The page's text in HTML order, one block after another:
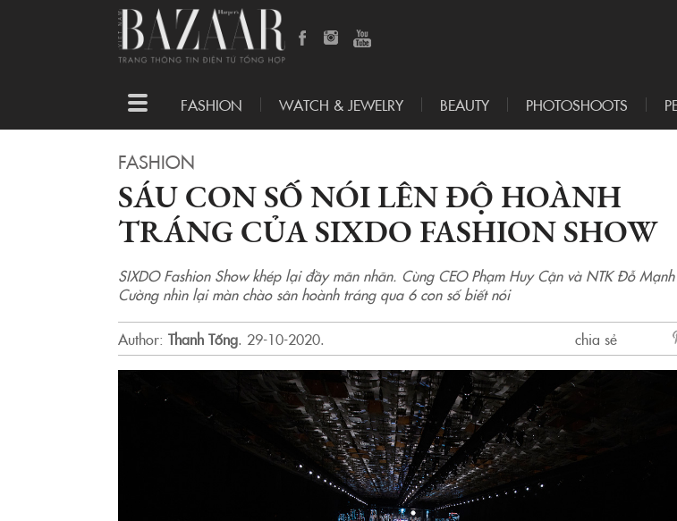
Toggle
navigation
FASHION WATCH & JEWELRY BEAUTY PHOTOSHOOTS
FASHION
SÁU CON SỐ NÓI LÊN ĐỘ HOÀNH
TRÁNG CỦA SIXDO FASHION SHOW
SIXDO Fashion Show khép lại đầy mãn nhãn. Cùng CEO Phạm Huy Cận và NTK Đỗ Mạnh
Cường nhìn lại màn chào sân hoành tráng qua 6 con số biết nói
Author: Thanh Tống. 29-10-2020.
chia sẻ